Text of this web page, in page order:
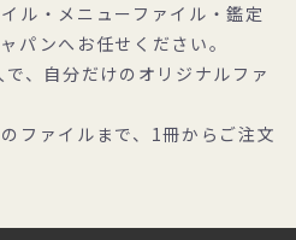
ル・メニューファイル・鑑定
パンへお任せください。
、自分だけのオリジナルファ
ファイルまで、1冊からご注文